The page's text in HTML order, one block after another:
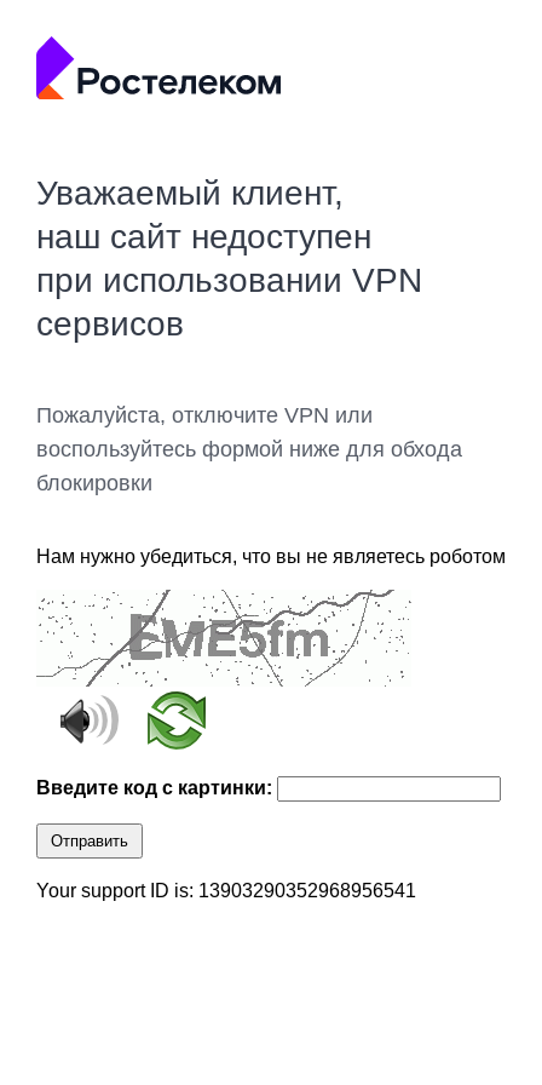
Уважаемый клиент,
наш сайт недоступен
при использовании VPN
сервисов
Пожалуйста, отключите VPN или
воспользуйтесь формой ниже для обхода
блокировки
Нам нужно убедиться, что вы не являетесь роботом
Введите код с картинки:
Отправить
Your support ID is: 13903290352968956541